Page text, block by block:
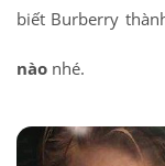
biết Burberry
nào nhé.